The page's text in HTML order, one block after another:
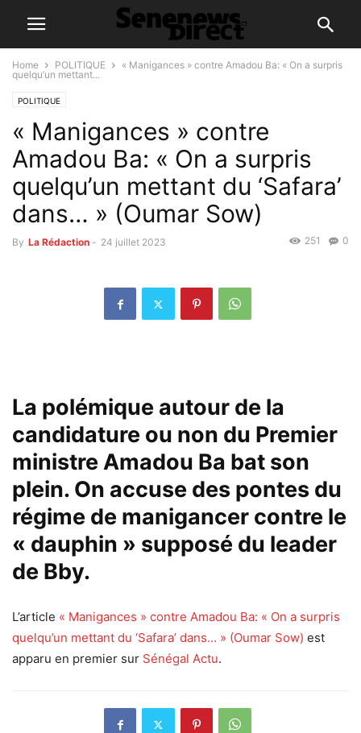
Home POLITIQUE
« Manigances » contre Amadou Ba: « On a surpris
quelqu’un mettant...
POLITIQUE
« Manigances » contre
Amadou Ba: « On a surpris
quelqu’un mettant du ‘Safara’
dans… » (Oumar Sow)
By La Rédaction - 24 juillet 2023 0
251
La polémique autour de la
candidature ou non du Premier
ministre Amadou Ba bat son
plein. On accuse des pontes du
régime de manigancer contre le
« dauphin » supposé du leader
de Bby.
L’article « Manigances » contre Amadou Ba: « On a surpris
quelqu’un mettant du ‘Safara’ dans… » (Oumar Sow) est
apparu en premier sur Sénégal Actu.